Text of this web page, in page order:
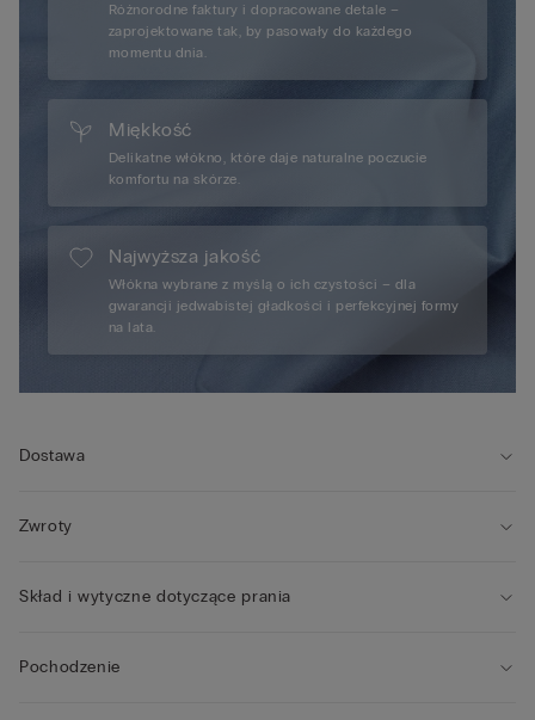
Różnorodne faktury i dopracowane detale –
zaprojektowane tak, by pasowały do każdego
momentu dnia.
Miękkość
Delikatne włókno, które daje naturalne poczucie
komfortu na skórze.
Najwyższa jakość
Włókna wybrane z myślą o ich czystości – dla
gwarancji jedwabistej gładkości i perfekcyjnej formy
na lata.
Dostawa
Zwroty
Skład i wytyczne dotyczące prania
Pochodzenie